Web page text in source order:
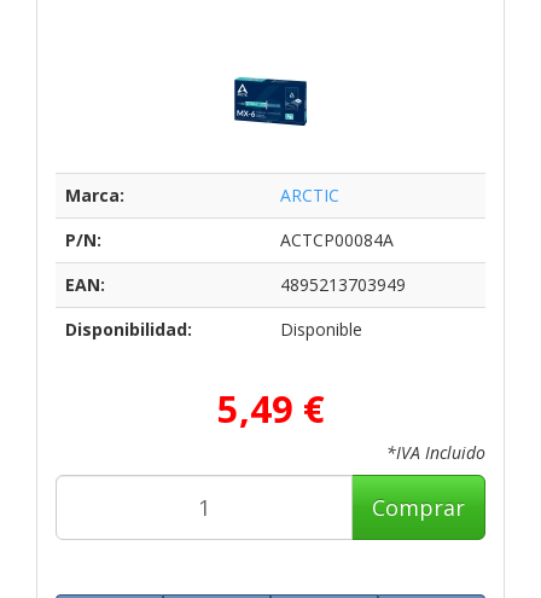
Marca:
ARCTIC
P/N:
ACTCP00084A
EAN:
4895213703949
Disponibilidad:
Disponible
5,49 €
*IVA Incluido
Comprar